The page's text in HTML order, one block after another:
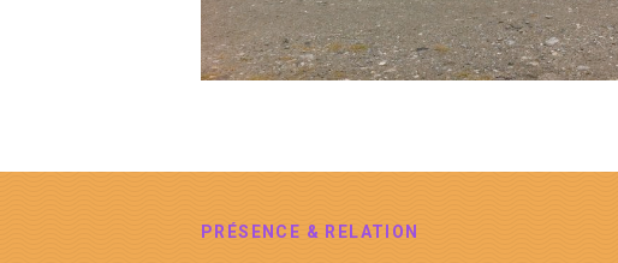
PRÉSENCE & RELATION